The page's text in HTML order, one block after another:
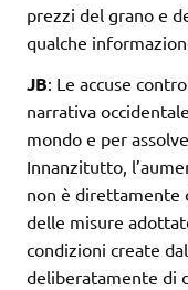
prezzi del grano e
qualche
JB: Le accuse
narrativa
mondo e per
Innanzitutto,
non è direttamente
delle misure
condizioni create
deliberatamente di